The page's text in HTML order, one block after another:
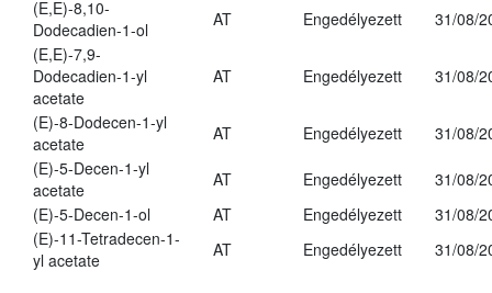
(E,E)-8,10-
Dodecadien-1-ol
AT Engedélyezett
31/08/
(E,E)-7,9-
Dodecadien-1-yl
acetate
AT Engedélyezett 31/08/
(E)-8-Dodecen-1-yl
acetate
AT Engedélyezett
31/08/
(E)-5-Decen-1-yl
acetate
AT Engedélyezett
31/08/
(E)-5-Decen-1-ol
AT Engedélyezett
31/08/
(E)-11-Tetradecen-1-
yl acetate
AT Engedélyezett 31/08/